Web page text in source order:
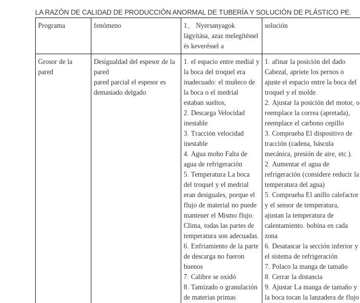
LA RAZÓN DE CALIDAD DE PRODUCCIÓN ANORMAL DE TUBERÍA Y SOLUCIÓN DE PLÁSTICO PE.
Programa fenómeno
1、 Nyersanyagok
lágyítása, azaz melegítéssel
és keveréssel a
solución
Grosor de la
pared
Desigualdad del espesor de la
pared
pared parcial el espesor es
demasiado delgado
1. el espacio entre medial y
la boca del troquel era
inadecuado: el muñeco de
la boca o el medrial
estaban sueltos,
2. Descarga Velocidad
inestable
3. Tracción velocidad
inestable
4. Agua moho Falta de
agua de refrigeración
5. Temperatura La boca
del troquel y el medrial
eran desiguales, porque el
flujo de material no puede
mantener el Mismo flujo.
Clima, todas las partes de
temperatura son adecuadas.
6. Enfriamiento de la parte
de descarga no fueron
buenos
7. Calibre se oxidó
8. Tamizado o granulación
de materias primas
1. afinar la posición del dado
Cabezal, apriete los pernos o
ajuste el espacio entre la boca del
troquel y el molde.
2. Ajustar la posición del motor, o
reemplace la correa (apretada),
reemplace el carbono cepillo
3. Comprueba El dispositivo de
tracción (cadena, báscula
mecánica, presión de aire, etc.).
2. Aumentar el agua de
refrigeración (considere reducir la
temperatura del agua)
5. Comprueba El anillo calefactor
y el sensor de temperatura,
ajustan la temperatura de
calentamiento. bobina en cada
zona
6. Desatascar la sección inferior y
el sistema de refrigeración
7. Polaco la manga de tamaño
8. Cerrar la distancia
9. Ajustar La manga de tamaño y
la boca tocan la lanzadera de flujo